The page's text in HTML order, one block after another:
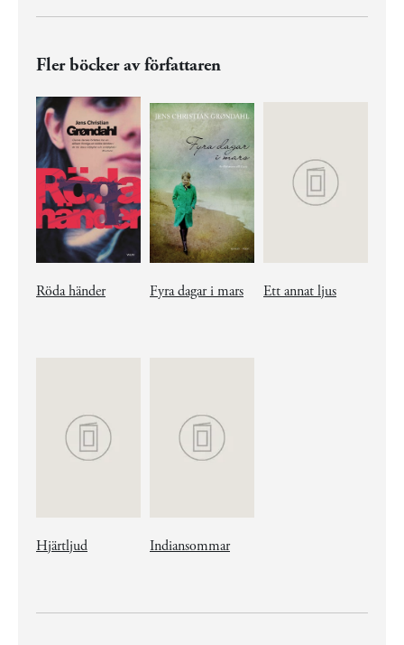
Fler böcker av författaren
Röda händer Fyra dagar i mars Ett annat ljus
Hjärtljud Indiansommar